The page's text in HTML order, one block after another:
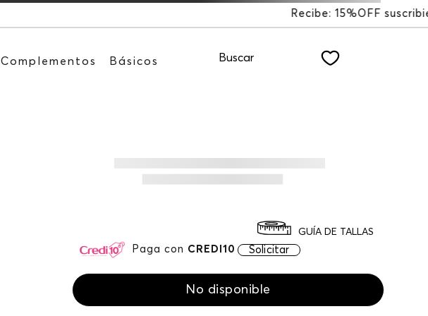
Recibe: 15%OFF suscribiéndote a nuestro NEWSLETTER
Complementos Básicos Buscar
Paga con CREDI10 Solicitar
GUÍA DE TALLAS
No disponible